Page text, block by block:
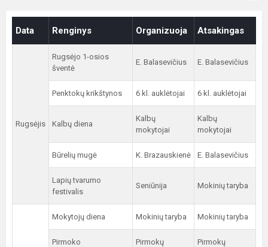
Data Renginys Organizuoja Atsakingas
Rugsėjis
Rugsėjo 1-osios
šventė
E. Balasevičius E. Balasevičius
Penktokų krikštynos 6 kl. auklėtojai 6 kl. auklėtojai
Kalbų diena
Kalbų
mokytojai
Kalbų
mokytojai
Būrelių mugė K. Brazauskienė E. Balasevičius
Lapių tvarumo
festivalis
Seniūnija Mokinių taryba
Mokytojų diena Mokinių taryba Mokinių taryba
Pirmoko
Pirmokų
Pirmokų